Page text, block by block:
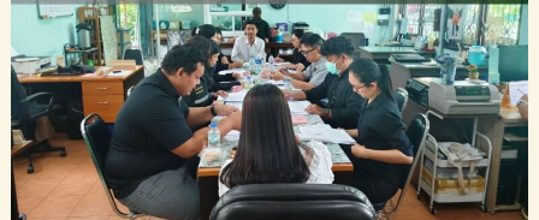
พืช
ชุมชน
ตำบล
บาง
โฉลง